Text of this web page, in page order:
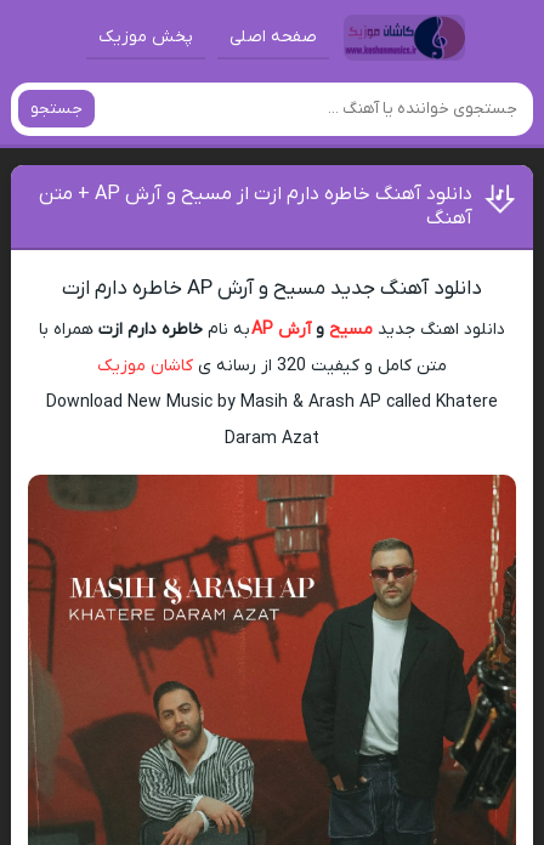
صفحه اصلی پخش موزیک
جستجو
دانلود آهنگ خاطره دارم ازت از مسیح و آرش AP + متن
آهنگ
دانلود آهنگ جدید مسیح و آرش AP خاطره دارم ازت
دانلود اهنگ جدید مسیح وآرش AP به نام خاطره دارم ازت همراه با
متن کامل و کیفیت 320 از رسانه ی
کاشان موزیک
Download New Music by Masih & Arash AP called Khatere
Daram Azat